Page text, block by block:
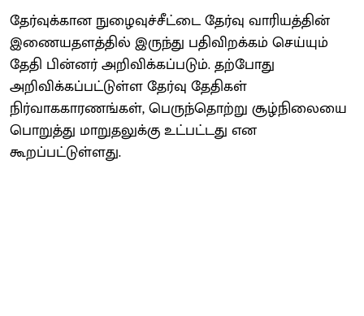
தேர்வுக்கான நுழைவுச்சீட்டை தேர்வு வாரியத்தின்
இணையதளத்தில் இருந்து பதிவிறக்கம் செய்யும்
தேதி பின்னர் அறிவிக்கப்படும். தற்போது
அறிவிக்கப்பட்டுள்ள தேர்வு தேதிகள்
நிர்வாககாரணங்கள், பெருந்தொற்று சூழ்நிலையை
பொறுத்து மாறுதலுக்கு உட்பட்டது என
கூறப்பட்டுள்ளது.